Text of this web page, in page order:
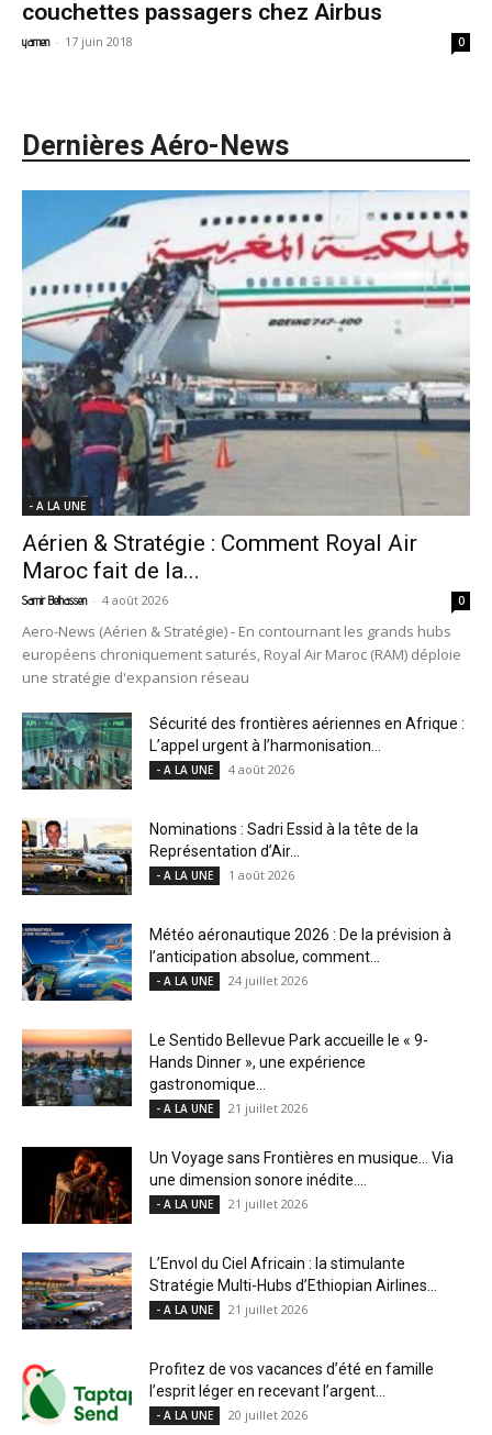
couchettes passagers chez Airbus
yamen - 17 juin 2018 0
Dernières Aéro-News
- A LA UNE
Aérien & Stratégie : Comment Royal Air
Maroc fait de la...
Samir Belhassen - 4 août 2026 0
Aero-News (Aérien & Stratégie) - En contournant les grands hubs
européens chroniquement saturés, Royal Air Maroc (RAM) déploie
une stratégie d'expansion réseau
Sécurité des frontières aériennes en Afrique :
L’appel urgent à l’harmonisation...
- A LA UNE 4 août 2026
Nominations : Sadri Essid à la tête de la
Représentation d’Air...
- A LA UNE 1 août 2026
Météo aéronautique 2026 : De la prévision à
l’anticipation absolue, comment...
- A LA UNE 24 juillet 2026
Le Sentido Bellevue Park accueille le « 9-
Hands Dinner », une expérience
gastronomique...
- A LA UNE 21 juillet 2026
Un Voyage sans Frontières en musique… Via
une dimension sonore inédite....
- A LA UNE 21 juillet 2026
L’Envol du Ciel Africain : la stimulante
Stratégie Multi-Hubs d’Ethiopian Airlines...
- A LA UNE 21 juillet 2026
Profitez de vos vacances d’été en famille
l’esprit léger en recevant l’argent...
- A LA UNE 20 juillet 2026